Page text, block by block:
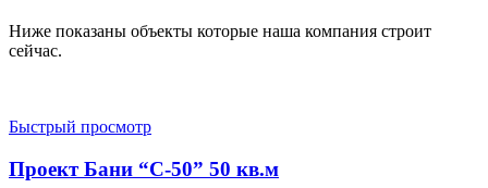
Ниже показаны объекты которые наша компания строит
сейчас.
Быстрый просмотр
Проект Бани “С-50” 50 кв.м